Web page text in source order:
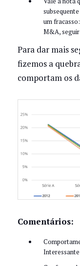
um
M&A,
Para dar mais
fizemos a
comportam os
Comentários: